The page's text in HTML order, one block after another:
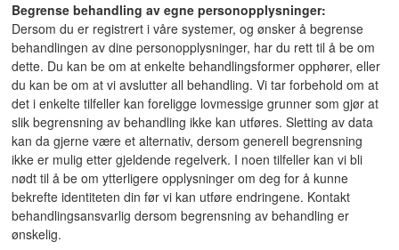
Begrense behandling av egne personopplysninger:
Dersom du er registrert i våre systemer, og ønsker å begrense
behandlingen av dine personopplysninger, har du rett til å be om
dette. Du kan be om at enkelte behandlingsformer opphører, eller
du kan be om at vi avslutter all behandling. Vi tar forbehold om at
det i enkelte tilfeller kan foreligge lovmessige grunner som gjør at
slik begrensning av behandling ikke kan utføres. Sletting av data
kan da gjerne være et alternativ, dersom generell begrensning
ikke er mulig etter gjeldende regelverk. I noen tilfeller kan vi bli
nødt til å be om ytterligere opplysninger om deg for å kunne
bekrefte identiteten din før vi kan utføre endringene. Kontakt
behandlingsansvarlig dersom begrensning av behandling er
ønskelig.